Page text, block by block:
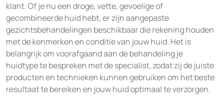
klant. Of je nu een droge, vette, gevoelige of
gecombineerde huid hebt, er zijn aangepaste
gezichtsbehandelingen beschikbaar die rekening houden
met de kenmerken en conditie van jouw huid. Het is
belangrijk om voorafgaand aan de behandeling je
huidtype te bespreken met de specialist, zodat zij de juiste
producten en technieken kunnen gebruiken om het beste
resultaat te bereiken en jouw huid optimaal te verzorgen.